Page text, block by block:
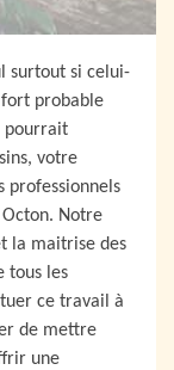
surtout si celui-
fort probable
pourrait
votre
professionnels
Octon. Notre
la maitrise des
tous les
ce travail à
de mettre
une